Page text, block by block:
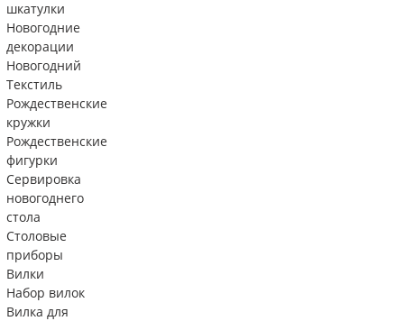
шкатулки
Новогодние
декорации
Новогодний
Текстиль
Рождественские
кружки
Рождественские
фигурки
Сервировка
новогоднего
стола
Столовые
приборы
Вилки
Набор вилок
Вилка для